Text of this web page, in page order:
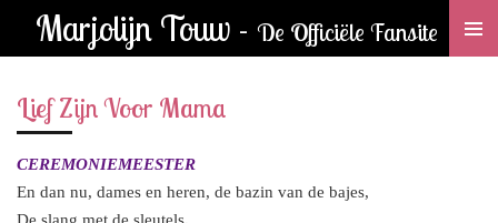
de
hoofdinhoud
Marjolijn Touw - De Officiële Fansite
Lief Zijn Voor Mama
CEREMONIEMEESTER
En dan nu, dames en heren, de bazin van de bajes,